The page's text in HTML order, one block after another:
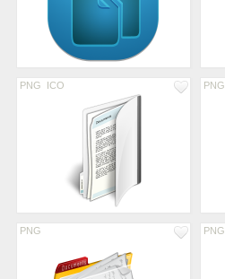
PNG ICO PNG
PNG PNG